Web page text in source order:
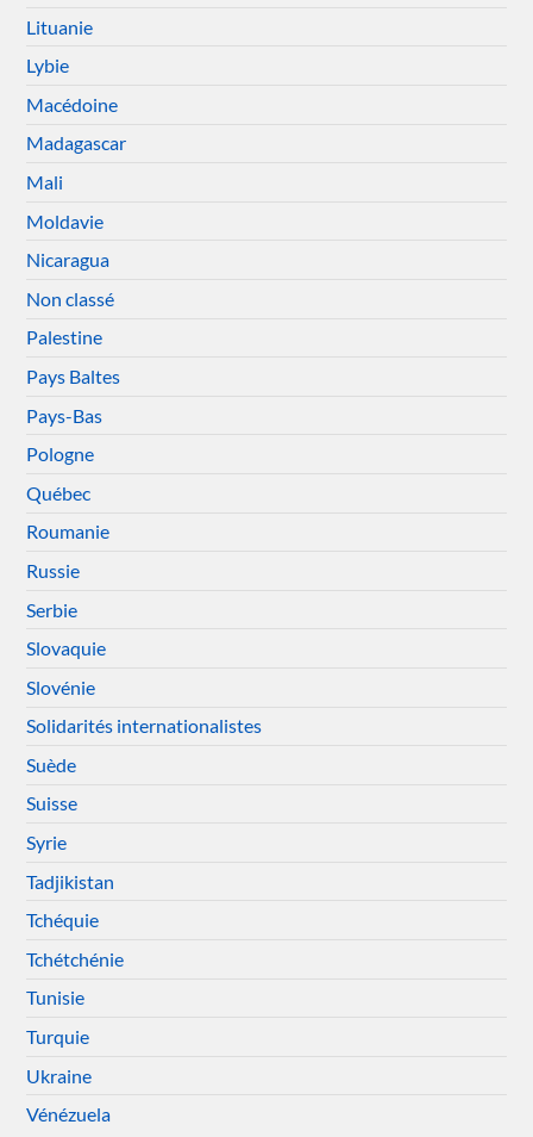
Lituanie
Lybie
Macédoine
Madagascar
Mali
Moldavie
Nicaragua
Non classé
Palestine
Pays Baltes
Pays-Bas
Pologne
Québec
Roumanie
Russie
Serbie
Slovaquie
Slovénie
Solidarités internationalistes
Suède
Suisse
Syrie
Tadjikistan
Tchéquie
Tchétchénie
Tunisie
Turquie
Ukraine
Vénézuela